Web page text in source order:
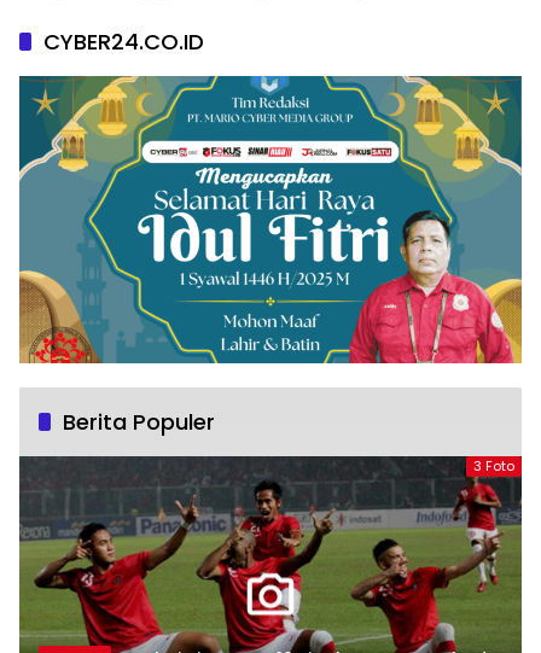
CYBER24.CO.ID
Berita Populer
3 Foto